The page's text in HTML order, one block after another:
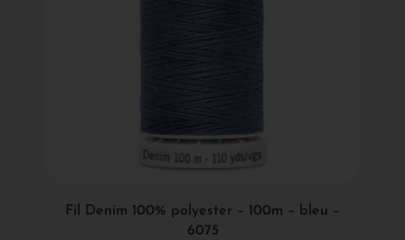
Fil Denim 100% polyester – 100m – bleu –
6075